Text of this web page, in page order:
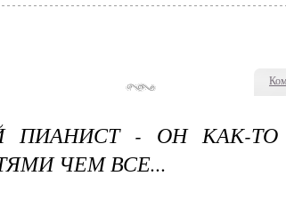
ПИАНИСТ - ОН КАК-
ЧЕМ ВСЕ...